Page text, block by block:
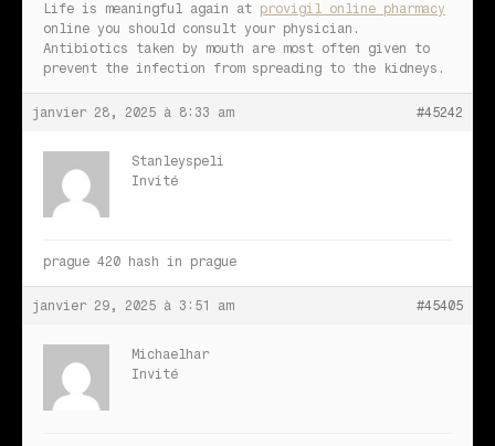
Life is meaningful again at provigil online pharmacy
online you should consult your physician.
Antibiotics taken by mouth are most often given to
prevent the infection from spreading to the kidneys.
janvier 28, 2025 à 8:33 am #45242
Stanleyspeli
Invité
prague 420 hash in prague
janvier 29, 2025 à 3:51 am #45405
Michaelhar
Invité